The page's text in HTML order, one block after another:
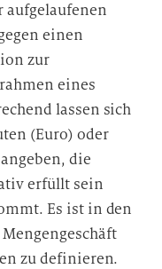
aufgelaufenen
einen
zur
eines
lassen sich
(Euro) oder
die
erfüllt sein
Es ist in den
zu definieren.